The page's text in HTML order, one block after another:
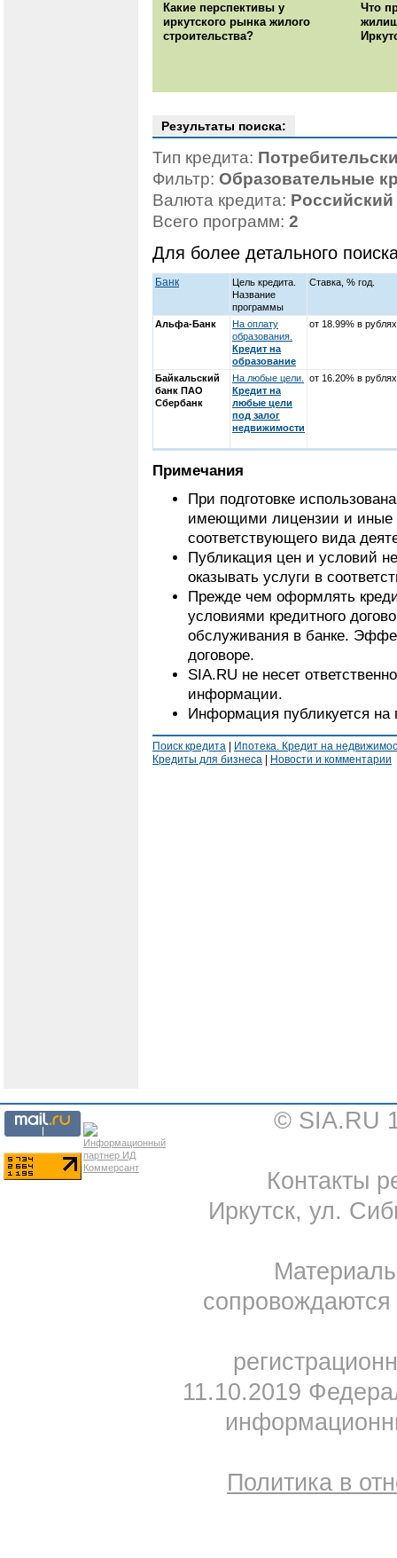
Какие перспективы у
иркутского рынка жилого
строительства?
Что
Результаты поиска:
Тип кредита:
Фильтр: Образовательные
Валюта кредита:
Всего программ: 2
Для более детального
Банк
Цель кредита.
Название
программы
Ставка, % год.
Альфа-Банк
На оплату
образования.
Кредит на
образование
от 18.99% в рублях
Байкальский
банк ПАО
Сбербанк
На любые цели.
Кредит на
любые цели
под залог
недвижимости
от 16.20% в рублях
Примечания
При подготовке
имеющими лицензии и иные
соответствующего вида
Публикация цен и условий
оказывать услуги в
Прежде чем оформлять
условиями кредитного
обслуживания в банке.
договоре.
SIA.RU не несет
информации.
Информация публикуется на
Поиск кредита
Ипотека. Кредит на
Кредиты для бизнеса
Новости и комментарии
© SIA.RU
Контакты
Иркутск, ул.
11.10.2019
Политика в